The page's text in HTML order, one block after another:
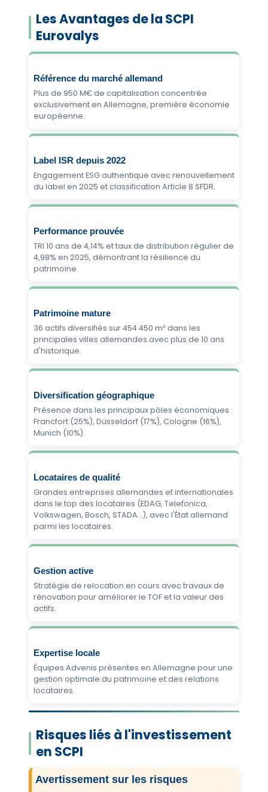
Les Avantages de la SCPI
Eurovalys
Référence du marché allemand
Plus de 950 M€ de capitalisation concentrée
exclusivement en Allemagne, première économie
européenne.
Label ISR depuis 2022
Engagement ESG authentique avec renouvellement
du label en 2025 et classification Article 8 SFDR.
Performance prouvée
TRI 10 ans de 4,14% et taux de distribution régulier de
4,98% en 2025, démontrant la résilience du
patrimoine.
Patrimoine mature
36 actifs diversifiés sur 454 450 m² dans les
principales villes allemandes avec plus de 10 ans
d'historique.
Diversification géographique
Présence dans les principaux pôles économiques :
Francfort (25%), Düsseldorf (17%), Cologne (16%),
Munich (10%).
Locataires de qualité
Grandes entreprises allemandes et internationales
dans le top des locataires (EDAG, Telefonica,
Volkswagen, Bosch, STADA…), avec l'État allemand
parmi les locataires.
Gestion active
Stratégie de relocation en cours avec travaux de
rénovation pour améliorer le TOF et la valeur des
actifs.
Expertise locale
Équipes Advenis présentes en Allemagne pour une
gestion optimale du patrimoine et des relations
locataires.
Risques liés à l'investissement
en SCPI
Avertissement sur les risques